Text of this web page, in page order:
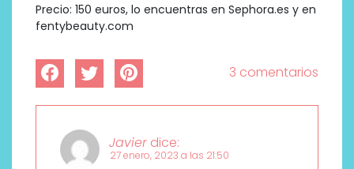
Precio: 150 euros, lo encuentras en Sephora.es y en
fentybeauty.com
3 comentarios
Javier dice:
27 enero, 2023 a las 21:50